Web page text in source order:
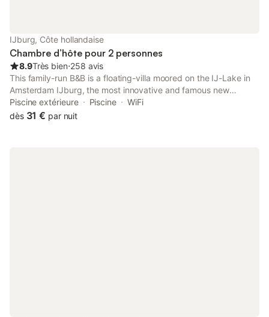
de la ville, «het Vliegenbos». La salle de bains lumineuse et
confortable comprend une baignoire, une douche ouverte, un
lavabo et des t
IJburg, Côte hollandaise
Chambre d’hôte pour 2 personnes
8.9Très bien⋅258 avis
This family-run B&B is a floating-villa moored on the IJ-Lake in
Amsterdam IJburg, the most innovative and famous new
urbanization in Netherlands. La Corte Sconta B&B offers
covered parking, parking for electric vehicles, and bicycle
Piscine extérieure Piscine
WiFi
dès 31 € par nuit